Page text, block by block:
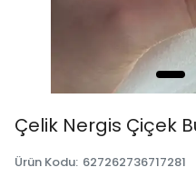
Çelik Nergis Çiçek
Ürün Kodu: 627262736717281